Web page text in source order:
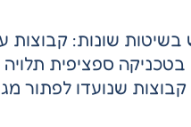
בשיטות שונות:
ספציפית
שנועדו לפתור